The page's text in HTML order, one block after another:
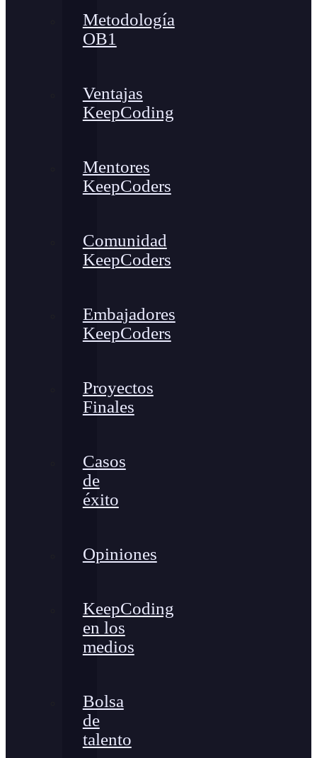
Metodología
OB1
Ventajas
KeepCoding
Mentores
KeepCoders
Comunidad
KeepCoders
Embajadores
KeepCoders
Proyectos
Finales
Casos
de
éxito
Opiniones
KeepCoding
en los
medios
Bolsa
de
talento